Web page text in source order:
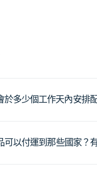
於多少個工作天內安排
可以付運到那些國家？